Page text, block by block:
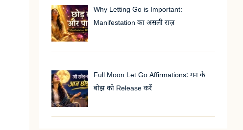
Why Letting Go is Important:
Manifestation का असली राज़
Full Moon Let Go Affirmations: मन के
बोझ को Release करें